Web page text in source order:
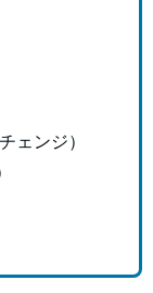
ェンジ）